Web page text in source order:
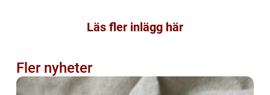
Läs fler inlägg här
Fler nyheter